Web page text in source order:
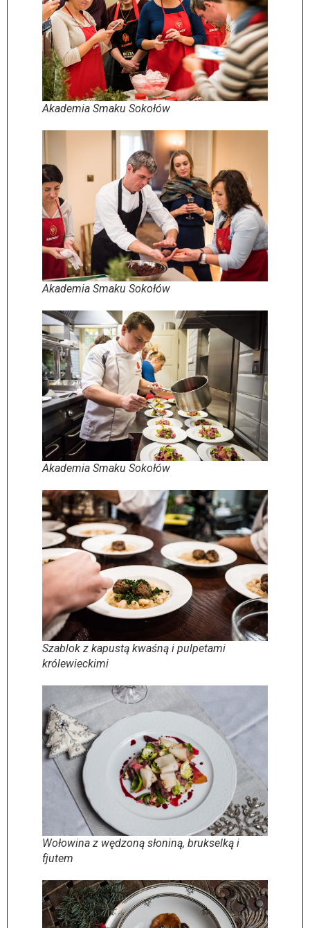
Akademia Smaku Sokołów
Akademia Smaku Sokołów
Akademia Smaku Sokołów
Szablok z kapustą kwaśną i pulpetami
królewieckimi
Wołowina z wędzoną słoniną, brukselką i
fjutem